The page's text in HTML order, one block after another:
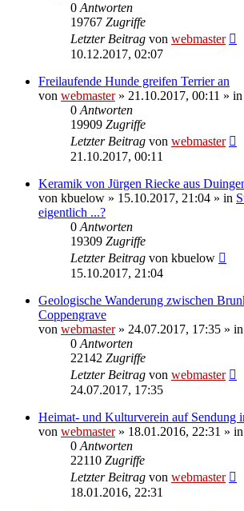
0 Antworten
19767 Zugriffe
Letzter Beitrag von webmaster
10.12.2017, 02:07
Freilaufende Hunde greifen Terrier an
von webmaster» 21.10.2017, 00:11 » in
0 Antworten
19909 Zugriffe
Letzter Beitrag von webmaster
21.10.2017, 00:11
Keramik von Jürgen Riecke aus
von kbuelow » 15.10.2017, 21:04 » in
eigentlich ...?
0 Antworten
19309 Zugriffe
Letzter Beitrag von kbuelow
15.10.2017, 21:04
Geologische Wanderung zwischen
Coppengrave
von webmaster» 24.07.2017, 17:35 » in
0 Antworten
22142 Zugriffe
Letzter Beitrag von webmaster
24.07.2017, 17:35
Heimat- und Kulturverein auf Sendung
von webmaster» 18.01.2016, 22:31 » in
0 Antworten
22110 Zugriffe
Letzter Beitrag von webmaster
18.01.2016, 22:31